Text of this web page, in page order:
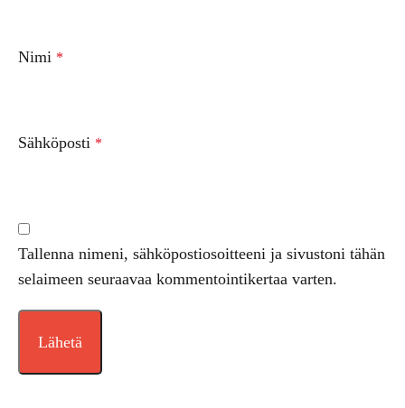
Nimi *
Sähköposti *
Tallenna nimeni, sähköpostiosoitteeni ja sivustoni tähän
selaimeen seuraavaa kommentointikertaa varten.